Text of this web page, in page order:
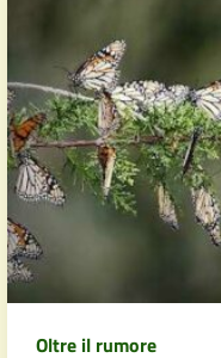
Oltre il rumore